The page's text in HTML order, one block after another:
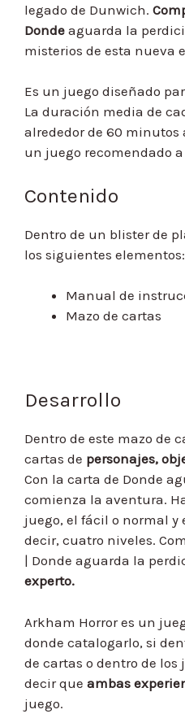
legado de Dunwich.
Donde aguarda la
misterios de esta nueva
Es un juego diseñado
La duración media de
alrededor de 60 minutos
un juego recomendado a
Contenido
Dentro de un blister de
los siguientes elementos:
Manual de
Mazo de cartas
Desarrollo
Dentro de este mazo de
cartas de personajes,
Con la carta de Donde
comienza la aventura.
juego, el fácil o normal y
decir, cuatro niveles.
| Donde aguarda la
experto.
Arkham Horror es un
donde catalogarlo, si
de cartas o dentro de los
decir que ambas
juego.